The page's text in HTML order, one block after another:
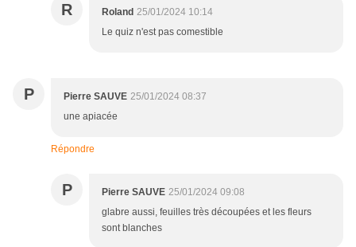
R Roland 25/01/2024 10:14
Le quiz n'est pas comestible
P Pierre SAUVE 25/01/2024 08:37
une apiacée
Répondre
P Pierre SAUVE 25/01/2024 09:08
glabre aussi, feuilles très découpées et les fleurs
sont blanches